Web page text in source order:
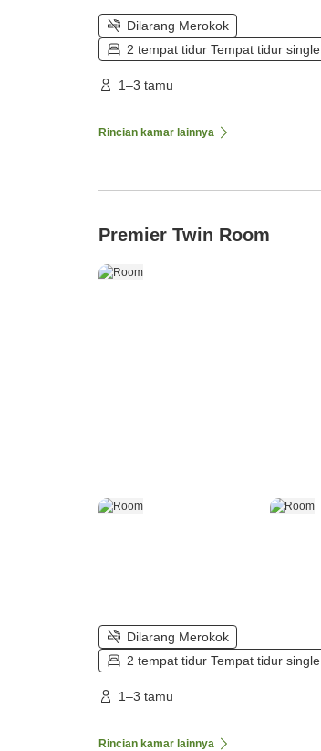
Dilarang Merokok
2 tempat tidur Tempat tidur single
1–3 tamu
Rincian kamar lainnya
Premier Twin Room
Dilarang Merokok
2 tempat tidur Tempat tidur single
1–3 tamu
Rincian kamar lainnya